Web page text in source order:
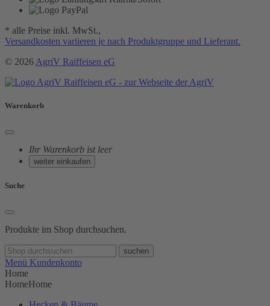
* alle Preise inkl. MwSt.,
Versandkosten variieren je nach Produktgruppe und Lieferant.
© 2026 AgriV Raiffeisen eG
Warenkorb
Ihr Warenkorb ist leer
weiter einkaufen
Suche
Produkte im Shop durchsuchen.
suchen
Menü Kundenkonto
Home
HomeHome